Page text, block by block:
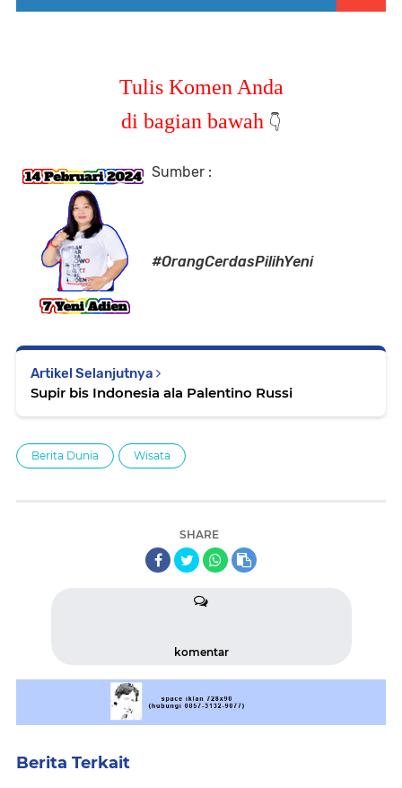
Tulis Komen Anda
di bagian bawah 👇
Sumber :
#OrangCerdasPilihYeni
Artikel Selanjutnya
Supir bis Indonesia ala Palentino Russi
Berita Dunia Wisata
SHARE
komentar
Berita Terkait